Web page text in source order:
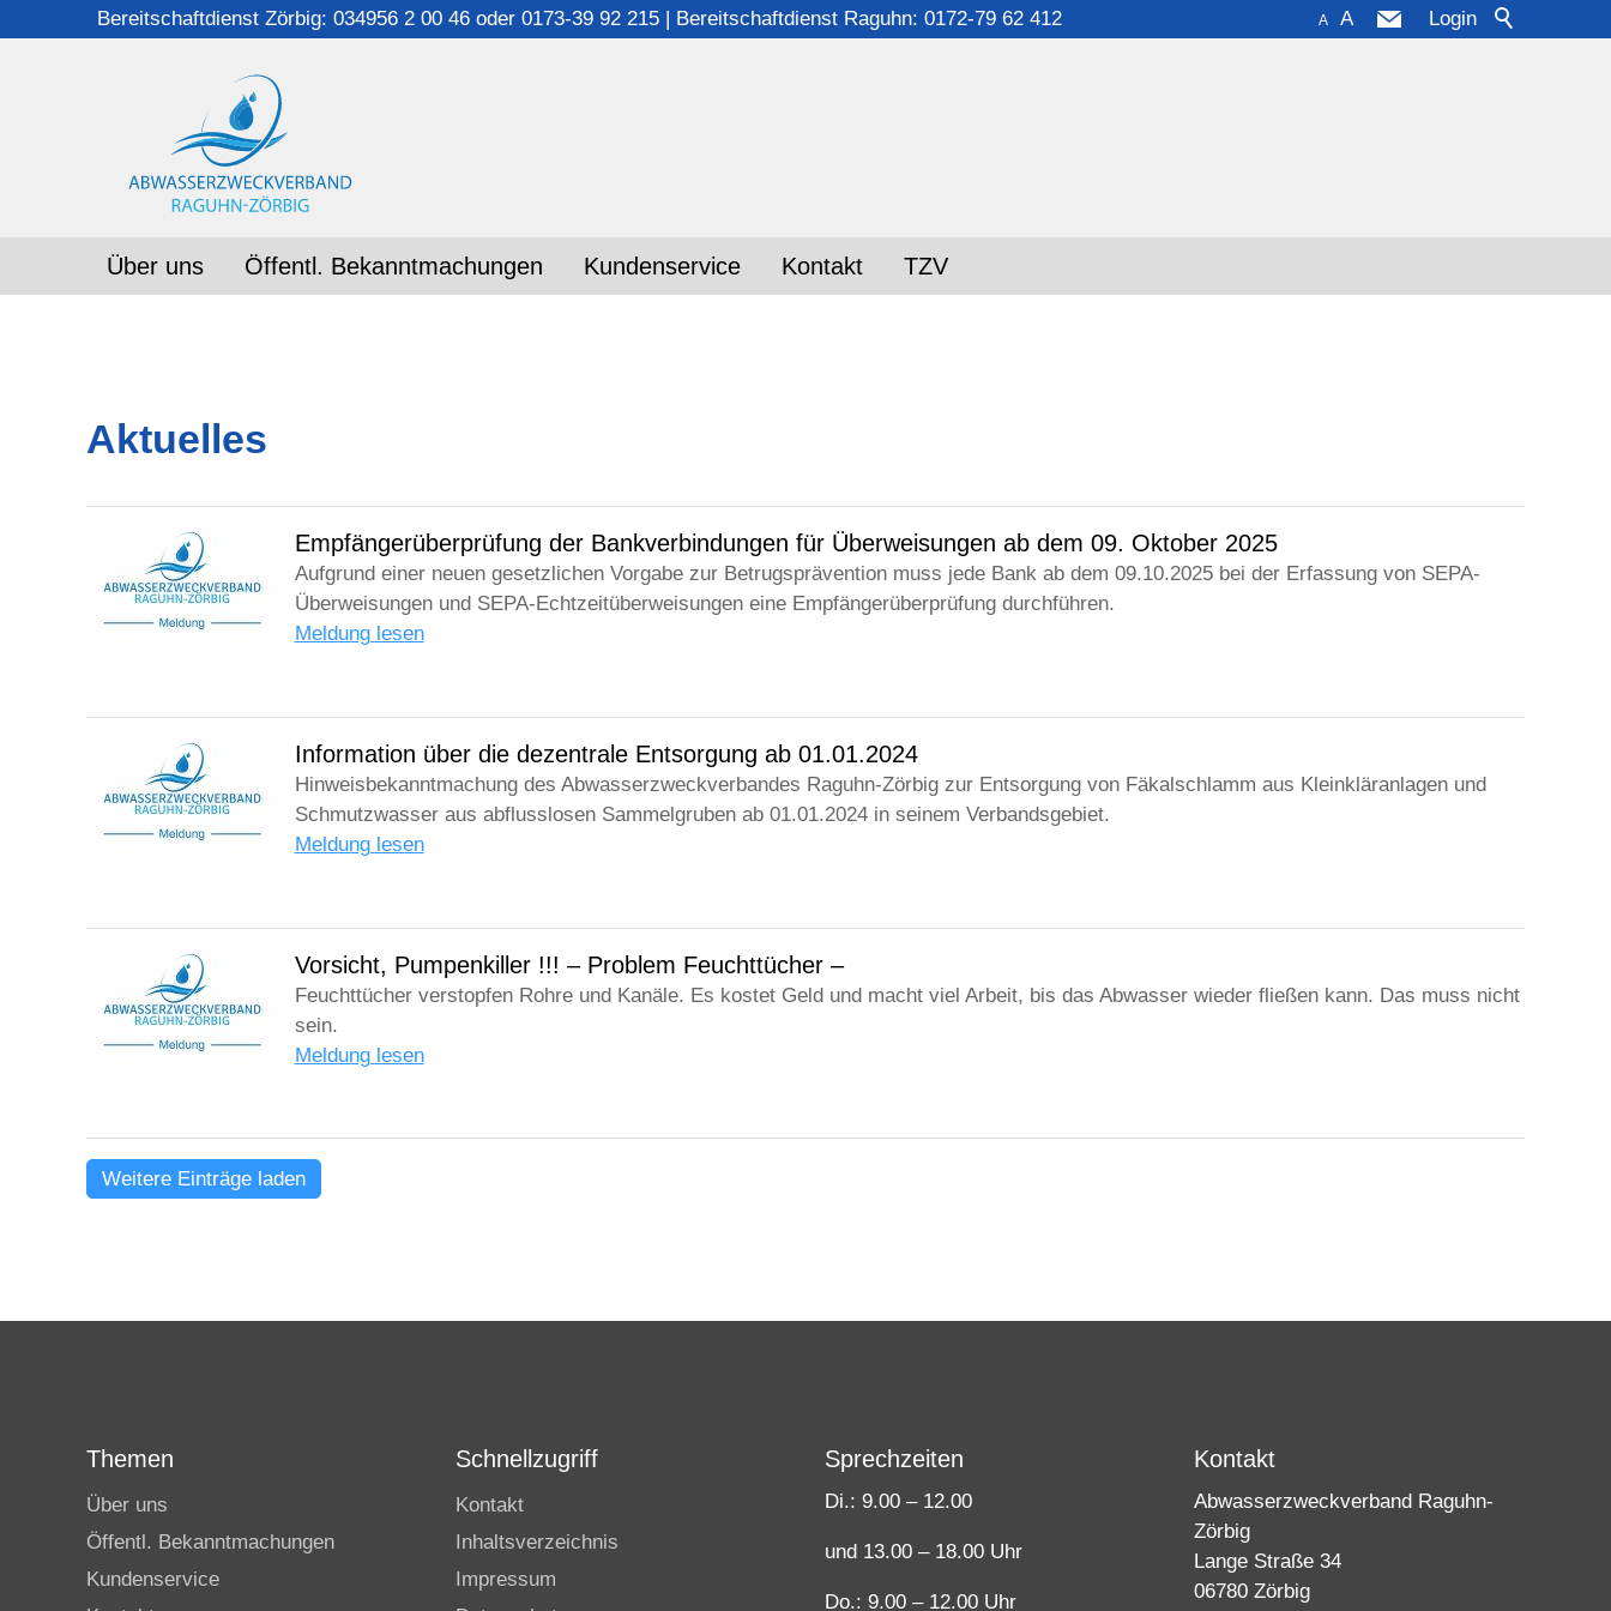
Login
A A
Bereitschaftdienst Zörbig: 034956 2 00 46oder 0173-39 92 215 | Bereitschaftdienst Raguhn: 0172-79 62 412
Über uns Öffentl. Bekanntmachungen Kundenservice Kontakt TZV
Aktuelles
Empfängerüberprüfung der Bankverbindungen für Überweisungen ab dem 09. Oktober 2025
Aufgrund einer neuen gesetzlichen Vorgabe zur Betrugsprävention muss jede Bank ab dem 09.10.2025 bei der Erfassung von SEPA-
Überweisungen und SEPA-Echtzeitüberweisungen eine Empfängerüberprüfung durchführen.
Meldung lesen
Information über die dezentrale Entsorgung ab 01.01.2024
Hinweisbekanntmachung des Abwasserzweckverbandes Raguhn-Zörbig zur Entsorgung von Fäkalschlamm aus Kleinkläranlagen und
Schmutzwasser aus abflusslosen Sammelgruben ab 01.01.2024 in seinem Verbandsgebiet.
Meldung lesen
Vorsicht, Pumpenkiller !!! – Problem Feuchttücher –
Feuchttücher verstopfen Rohre und Kanäle. Es kostet Geld und macht viel Arbeit, bis das Abwasser wieder fließen kann. Das muss nicht
sein.
Meldung lesen
Weitere Einträge laden
Themen
Über uns
Öffentl. Bekanntmachungen
Kundenservice
Schnellzugriff
Kontakt
Inhaltsverzeichnis
Impressum
Sprechzeiten
Di.: 9.00 – 12.00
und 13.00 – 18.00 Uhr
Do.: 9.00 – 12.00 Uhr
Kontakt
Abwasserzweckverband Raguhn-
Zörbig
Lange Straße 34
06780 Zörbig